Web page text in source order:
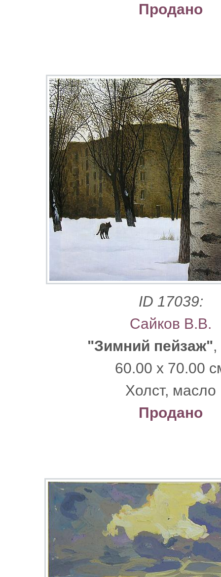
Продано
ID 17039:
Сайков В.В.
"Зимний пейзаж"
60.00 x 70.00
Xолст, масло
Продано